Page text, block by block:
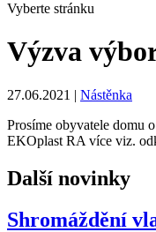
Vyberte stránku
Výzva
27.06.2021 | Nástěnka
Prosíme obyvatele domu
EKOplast RA více viz.
Další novinky
Shromáždění